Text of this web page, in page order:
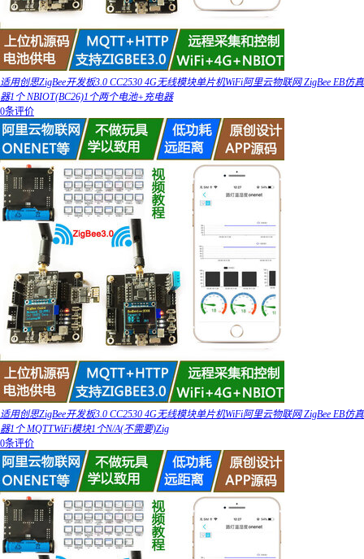
适用创思ZigBee开发板3.0 CC2530 4G无线模块单片机WiFi阿里云物联网 ZigBee EB仿真
器1个 NBIOT(BC26)1个两个电池+充电器
0条评价
适用创思ZigBee开发板3.0 CC2530 4G无线模块单片机WiFi阿里云物联网 ZigBee EB仿真
器1个 MQTTWiFi模块1个N/A(不需要)Zig
0条评价